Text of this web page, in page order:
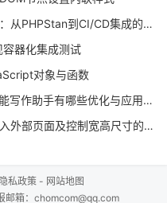
到CI/CD集成的完整指南
器化集成测试
对象与函数
助手有哪些优化与应用场景
页面及控制宽高尺寸的完整指南
隐私政策 - 网站地图
邮箱：chomcom@qq.com